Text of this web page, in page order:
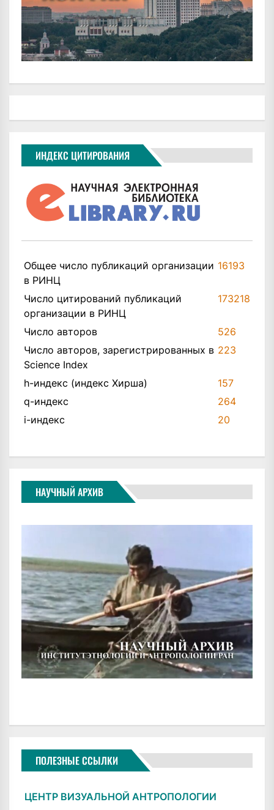
ИНДЕКС ЦИТИРОВАНИЯ
Общее число публикаций организации
в РИНЦ
16193
Число цитирований публикаций
организации в РИНЦ
173218
Число авторов
526
Число авторов, зарегистрированных в
Science Index
223
h-индекс (индекс Хирша)
157
q-индекс
264
i-индекс
20
НАУЧНЫЙ АРХИВ
ПОЛЕЗНЫЕ ССЫЛКИ
ЦЕНТР ВИЗУАЛЬНОЙ АНТРОПОЛОГИИ